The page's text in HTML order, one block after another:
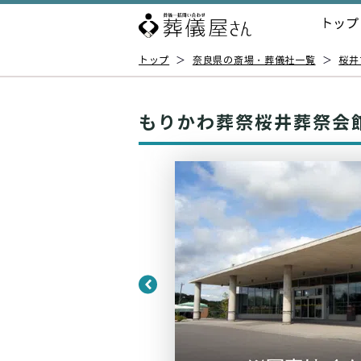
トップ
トップ ＞ 奈良県の斎場・葬儀社一覧 ＞ 桜
もりかわ葬祭桜井葬祭会